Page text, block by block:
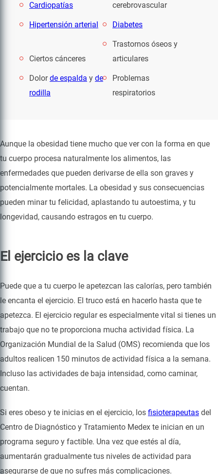
Cardiopatías
cerebrovascular
Hipertensión arterial Diabetes
Ciertos cánceres
Trastornos óseos y
articulares
Dolorde espalda y de
rodilla
Problemas
respiratorios
Aunque la obesidad tiene mucho que ver con la forma en que
tu cuerpo procesa naturalmente los alimentos, las
enfermedades que pueden derivarse de ella son graves y
potencialmente mortales. La obesidad y sus consecuencias
pueden minar tu felicidad, aplastando tu autoestima, y tu
longevidad, causando estragos en tu cuerpo.
El ejercicio es la clave
Puede que a tu cuerpo le apetezcan las calorías, pero también
le encanta el ejercicio. El truco está en hacerlo hasta que te
apetezca. El ejercicio regular es especialmente vital si tienes un
trabajo que no te proporciona mucha actividad física. La
Organización Mundial de la Salud (OMS) recomienda que los
adultos realicen 150 minutos de actividad física a la semana.
Incluso las actividades de baja intensidad, como caminar,
cuentan.
Si eres obeso y te inicias en el ejercicio, los fisioterapeutas del
Centro de Diagnóstico y Tratamiento Medex te inician en un
programa seguro y factible. Una vez que estés al día,
aumentarán gradualmente tus niveles de actividad para
asegurarse de que no sufres más complicaciones.